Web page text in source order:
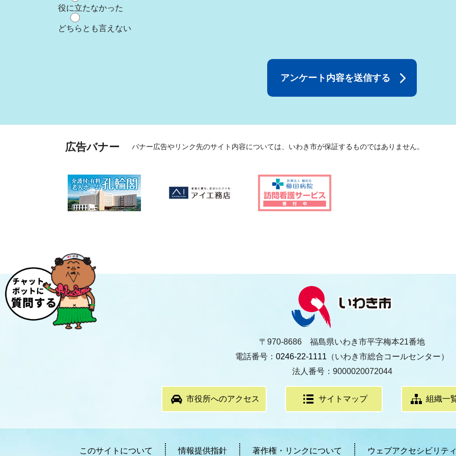
役に立たなかった
どちらとも言えない
広告バナー バナー広告やリンク先のサイト内容については、いわき市が保証するものではありません。
〒970-8686 福島県いわき市平字梅本21番地
電話番号： 0246-22-1111 （いわき市総合コールセンター）
法人番号：9000020072044
市役所へのアクセス サイトマップ 組織一
このサイトについて 情報提供指針 著作権・リンクについて ウェブアクセシビリテ